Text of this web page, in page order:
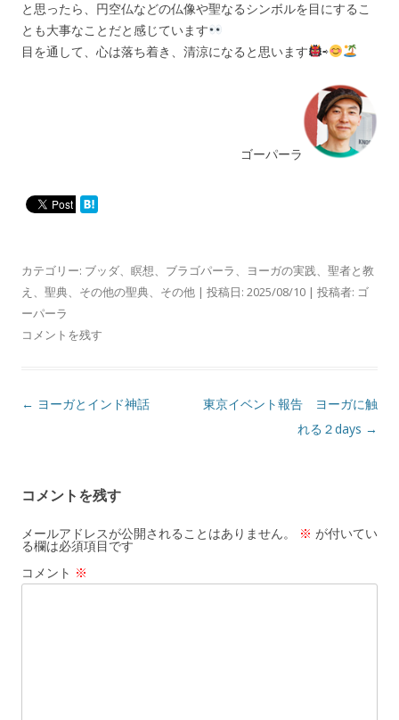
と思ったら、円空仏などの仏像や聖なるシンボルを目にするこ
とも大事なことだと感じています
目を通して、心は落ち着き、清涼になると思います
⇨
ゴーパーラ
カテゴリー: ブッダ、 瞑想、 ブラゴパーラ、 ヨーガの実践、 聖者と教
え 、 聖典、 その他の聖典、 その他 | 投稿日: 2025/08/10 | 投稿者: ゴ
ーパーラ
コメントを残す
投
ゲ
ー
シ
ョ
← ヨーガとインド神話
東京イベント報告 ヨーガに触
れる２days →
コメントを残す
メールアドレスが公開されることはありません。 ※ が付いてい
る欄は必須項目です
コメント ※